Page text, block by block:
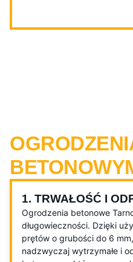
1. TRWAŁOŚĆ I
Ogrodzenia betonowe
długowieczności. Dzięki
prętów o grubości do 6
nadzwyczaj wytrzymałe i